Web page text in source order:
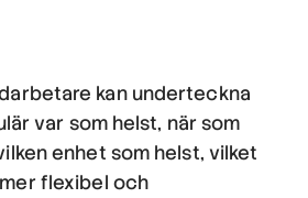
kan underteckna
var som helst, när som
enhet som helst, vilket
flexibel och